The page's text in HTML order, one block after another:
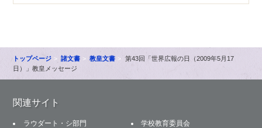
トップページ 諸文書 教皇文書
第43回「世界広報の日（2009年5月17
日）」教皇メッセージ
関連サイト
ラウダート・シ部門
学校教育委員会